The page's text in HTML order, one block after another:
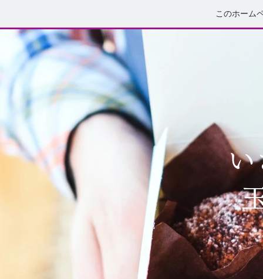
このホーム
い